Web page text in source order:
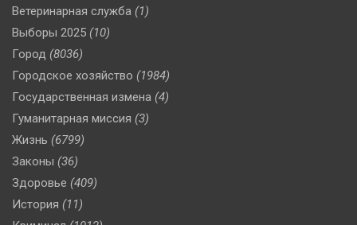
Ветеринарная служба (1)
Выборы 2025 (10)
Город (8036)
Городское хозяйство (1984)
Государственная измена (4)
Гуманитарная миссия (3)
Жизнь (6799)
Законы (36)
Здоровье (409)
История (11)